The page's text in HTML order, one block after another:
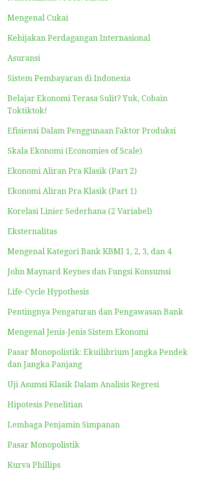
Mengenal Cukai
Kebijakan Perdagangan Internasional
Asuransi
Sistem Pembayaran di Indonesia
Belajar Ekonomi Terasa Sulit? Yuk, Cobain
Toktiktok!
Efisiensi Dalam Penggunaan Faktor Produksi
Skala Ekonomi (Economies of Scale)
Ekonomi Aliran Pra Klasik (Part 2)
Ekonomi Aliran Pra Klasik (Part 1)
Korelasi Linier Sederhana (2 Variabel)
Eksternalitas
Mengenal Kategori Bank KBMI 1, 2, 3, dan 4
John Maynard Keynes dan Fungsi Konsumsi
Life-Cycle Hypothesis
Pentingnya Pengaturan dan Pengawasan Bank
Mengenal Jenis-Jenis Sistem Ekonomi
Pasar Monopolistik: Ekuilibrium Jangka Pendek
dan Jangka Panjang
Uji Asumsi Klasik Dalam Analisis Regresi
Hipotesis Penelitian
Lembaga Penjamin Simpanan
Pasar Monopolistik
Kurva Phillips